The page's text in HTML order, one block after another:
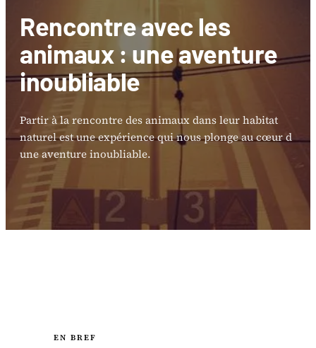
Rencontre avec les
animaux : une aventure
inoubliable
Partir à la rencontre des animaux dans leur habitat
naturel est une expérience qui nous plonge au cœur d
une aventure inoubliable.
EN BREF